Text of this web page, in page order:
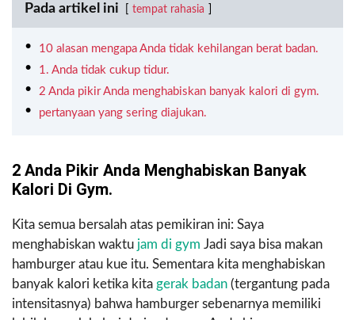
Pada artikel ini tempat rahasia
10 alasan mengapa Anda tidak kehilangan berat badan.
1. Anda tidak cukup tidur.
2 Anda pikir Anda menghabiskan banyak kalori di gym.
pertanyaan yang sering diajukan.
2 Anda Pikir Anda Menghabiskan Banyak
Kalori Di Gym.
Kita semua bersalah atas pemikiran ini: Saya
menghabiskan waktu jam di gym Jadi saya bisa makan
hamburger atau kue itu. Sementara kita menghabiskan
banyak kalori ketika kita gerak badan (tergantung pada
intensitasnya) bahwa hamburger sebenarnya memiliki